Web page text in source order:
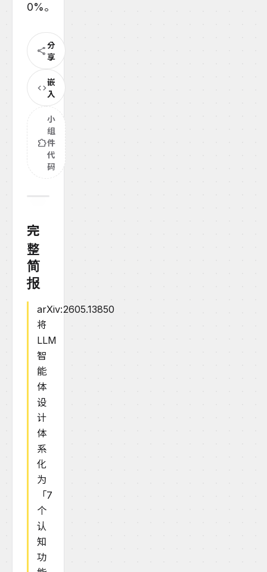
0%。
share分
享
code嵌
入
extension
小
组
件
代
码
完
整
简
报
arXiv:2605.13850
将
LLM
智
能
体
设
计
体
系
化
为
「7
个
认
知
功